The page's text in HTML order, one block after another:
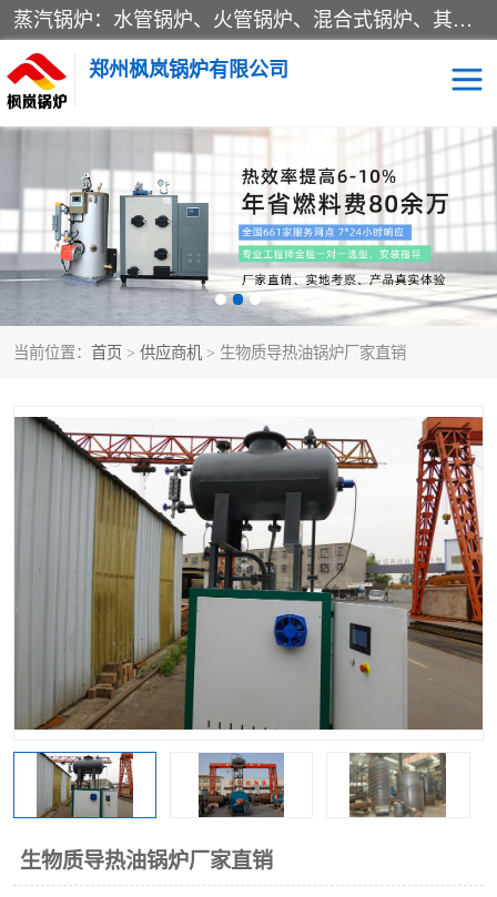
蒸汽锅炉：水管锅炉、火管锅炉、混合式锅炉、其他蒸汽锅炉； 热水锅炉：家用型集中供暖用热水锅炉、其他热水锅炉； 有机热载体锅炉； 船用蒸汽锅炉； （锅炉用辅助设备及装置）蒸汽冷凝器：表面冷凝器、混合式冷凝器、空冷式冷凝器、其他蒸汽冷凝器； 锅炉用辅助设备：节热器、蒸汽收集器、蓄能器、烟垢清除器、气体回收器、泥渣刮除器、空气预热器、其他锅炉用辅助设备；
郑州枫岚锅炉有限公司
当前位置： 首页 > 供应商机 > 生物质导热油锅炉厂家直销
生物质导热油锅炉厂家直销